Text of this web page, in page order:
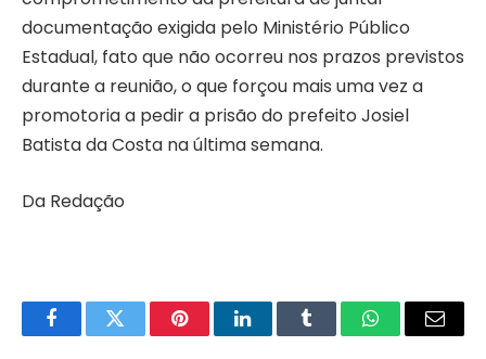
documentação exigida pelo Ministério Público
Estadual, fato que não ocorreu nos prazos previstos
durante a reunião, o que forçou mais uma vez a
promotoria a pedir a prisão do prefeito Josiel
Batista da Costa na última semana.
Da Redação
FacebookTwitter PinterestLinkedInTumblr WhatsAppEmail